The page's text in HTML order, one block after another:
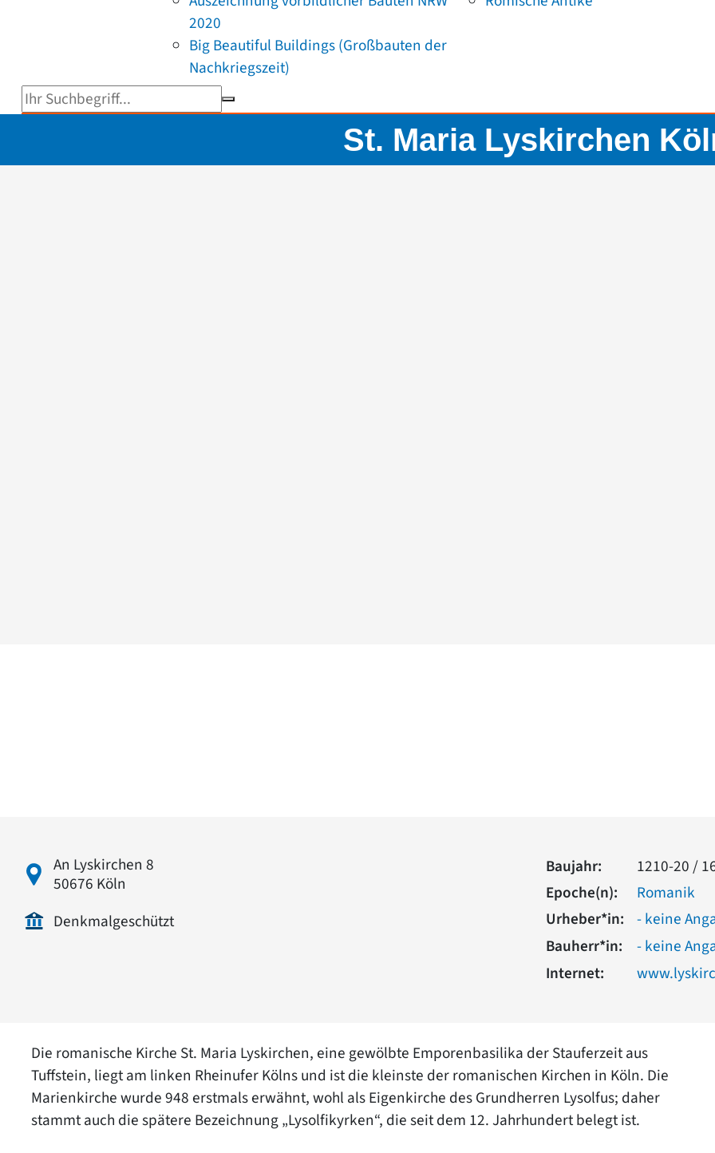
2020
Big Beautiful Buildings (Großbauten der
Nachkriegszeit)
Suchbegriff eingeben
St. Maria Lyskirchen
An Lyskirchen 8
50676 Köln
Denkmalgeschützt
Baujahr:
1210-20 /
Epoche(n):
Romanik
Urheber*in:
- keine
Bauherr*in:
- keine
Internet:
Die romanische Kirche St. Maria Lyskirchen, eine gewölbte Emporenbasilika der Stauferzeit aus
Tuffstein, liegt am linken Rheinufer Kölns und ist die kleinste der romanischen Kirchen in Köln. Die
Marienkirche wurde 948 erstmals erwähnt, wohl als Eigenkirche des Grundherren Lysolfus; daher
stammt auch die spätere Bezeichnung „Lysolfikyrken“, die seit dem 12. Jahrhundert belegt ist.